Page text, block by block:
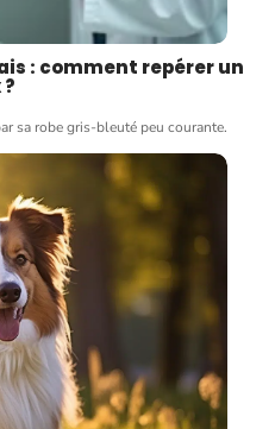
: comment repérer un
sa robe gris-bleuté peu courante.